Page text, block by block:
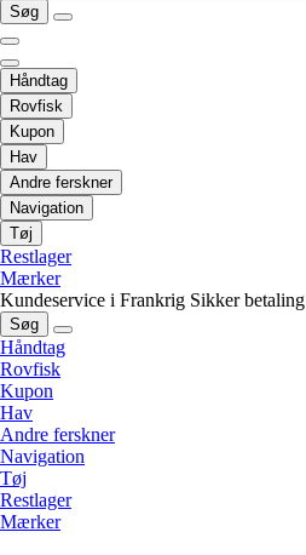
Søg
Håndtag
Rovfisk
Kupon
Hav
Andre ferskner
Navigation
Tøj
Restlager
Mærker
Kundeservice i Frankrig Sikker betaling
Søg
Håndtag
Rovfisk
Kupon
Hav
Andre ferskner
Navigation
Tøj
Restlager
Mærker